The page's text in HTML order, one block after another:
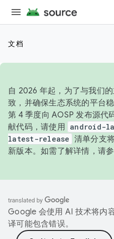
文档
自 2026 年起，为了与我们
致，并确保生态系统的平台
第 4 季度向 AOSP 发布源代
献代码，请使用 android-
latest-release 清单分支
新版本。如需了解详情，请
Google 会使用 AI 技术将内
译可能包含错误。